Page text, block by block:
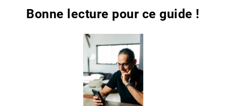
Bonne lecture pour ce guide !